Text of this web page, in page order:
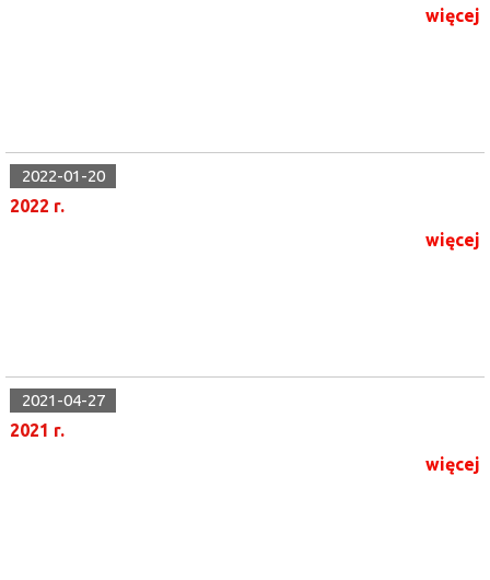
więcej
2022-01-20
2022 r.
więcej
2021-04-27
2021 r.
więcej